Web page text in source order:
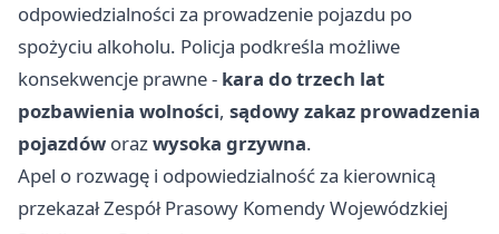
odpowiedzialności za prowadzenie pojazdu po
spożyciu alkoholu. Policja podkreśla możliwe
konsekwencje prawne - kara do trzech lat
pozbawienia wolności, sądowy zakaz prowadzenia
pojazdów orazwysoka grzywna.
Apel o rozwagę i odpowiedzialność za kierownicą
przekazał Zespół Prasowy Komendy Wojewódzkiej